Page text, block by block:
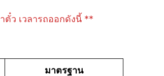
ตั๋ว เวลารถออกดังนี้ **
มาตรฐาน